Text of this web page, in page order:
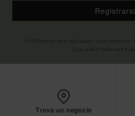
Registrarsi
Trova un negozio